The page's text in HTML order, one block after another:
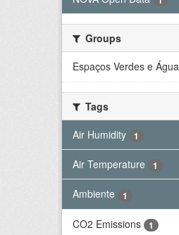
Groups
Espaços Verdes e Água
Tags
Air Humidity
1
Air Temperature 1
Ambiente 1
CO2 Emissions 1